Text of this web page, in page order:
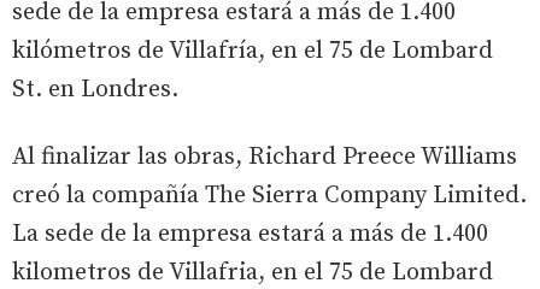
sede de la empresa estará a más de 1.400
kilómetros de Villafría, en el 75 de Lombard
St. en Londres.
Al finalizar las obras, Richard Preece Williams
creó la compañía The Sierra Company Limited.
La sede de la empresa estará a más de 1.400
kilometros de Villafria, en el 75 de Lombard